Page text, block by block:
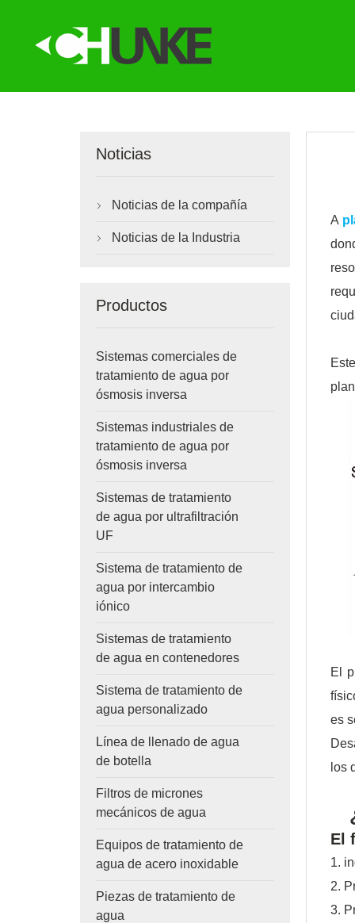
Noticias
 Noticias de la compañía
 Noticias de la Industria
Productos
Sistemas comerciales de
tratamiento de agua por
ósmosis inversa
Sistemas industriales de
tratamiento de agua por
ósmosis inversa
Sistemas de tratamiento
de agua por ultrafiltración
UF
Sistema de tratamiento de
agua por intercambio
iónico
Sistemas de tratamiento
de agua en contenedores
Sistema de tratamiento de
agua personalizado
Línea de llenado de agua
de botella
Filtros de micrones
mecánicos de agua
Equipos de tratamiento de
agua de acero inoxidable
Piezas de tratamiento de
agua
A
El
es
los
El
1.
2.
3.